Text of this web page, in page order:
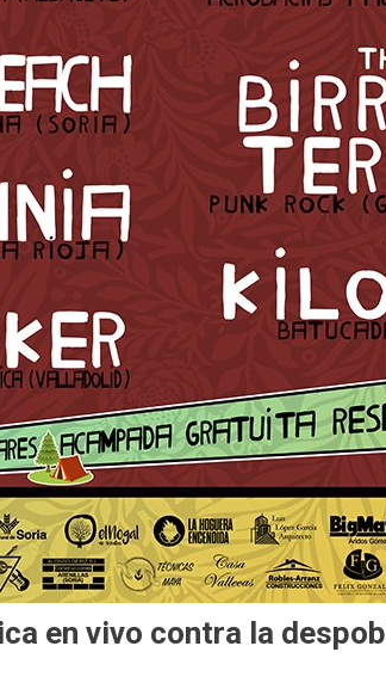
en vivo contra la